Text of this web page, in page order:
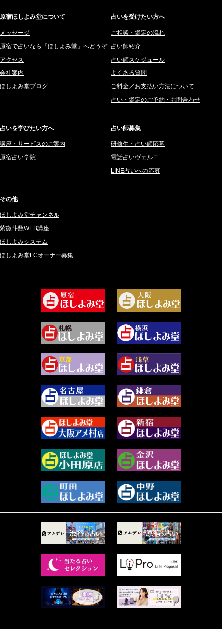
は自分を壊していく
橘メルロ (7)
鈴喜みわこ (8)
鯖ノ実 ソニン (19)
愛音ソナタ (16)
紫村 明世 (34)
サーペント (92)
さてら (94)
桜望巴千 (270)
綺咲みゆき (22)
比呂 酒井 (59)
ロザリン (157)
坂宮 鈴果 (82)
尾羽奈美海 (95)
藻那ムール (2)
白丸モカ (180)
水浅葱 旬時 (150)
阿佐霧 峰麿 (37)
源 彩乃 (65)
美月マーシャ (211)
芽百マミム (739)
真巳華 - Mamika - (268)
プラタ 真寿 (164)
紅月Luru (4)
ルーカス伽豆海 (1111)
木杉泉風 (116)
桐野有民 (31)
月夜巳キメラ (4)
菊地柚姫 (78)
2025年12月 (201)
2025年11月 (252)
2025年10月 (242)
2025年9月 (196)
2025年8月 (182)
2024年12月 (57)
2024年11月 (38)
2024年10月 (36)
2024年9月 (39)
2024年8月 (45)
2024年5月 (92)
2024年3月 (49)
2024年2月 (40)
2024年1月 (63)
2023年12月 (86)
2023年11月 (67)
2023年10月 (36)
2023年9月 (37)
2023年8月 (46)
2023年7月 (59)
2023年6月 (73)
2023年5月 (67)
2023年4月 (73)
2023年2月 (99)
2022年12月 (72)
2022年11月 (72)
2022年9月 (85)
原宿ほしよみ堂について
メッセージ
原宿で占いなら『ほしよみ堂』へどうぞ
アクセス
会社案内
ほしよみ堂ブログ
占いを受けたい方へ
ご相談・鑑定の流れ
占い師紹介
占い師スケジュール
よくある質問
ご料金／お支払い方法について
占い・鑑定のご予約・お問合わせ
占いを学びたい方へ
講座・サービスのご案内
原宿占い学院
占い師募集
研修生・占い師応募
電話占いヴェルニ
LINE占いへの応募
その他
ほしよみ堂チャンネル
紫微斗数WEB講座
ほしよみシステム
ほしよみ堂FCオーナー募集